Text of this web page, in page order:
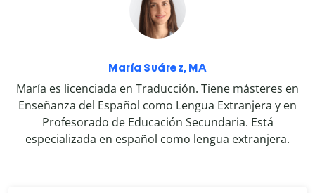
María Suárez, MA
María es licenciada en Traducción. Tiene másteres en
Enseñanza del Español como Lengua Extranjera y en
Profesorado de Educación Secundaria. Está
especializada en español como lengua extranjera.